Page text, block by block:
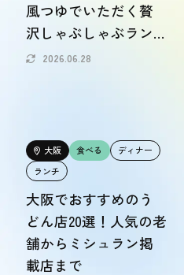
風つゆでいただく贅
沢しゃぶしゃぶラン
チ 2026.06.28
大阪 食べる
ディナー
ランチ
大阪でおすすめのう
どん店20選！人気の老
舗からミシュラン掲
載店まで